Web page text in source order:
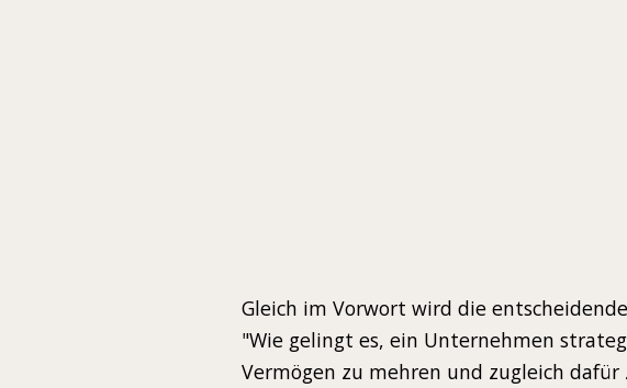
Gleich im Vorwort wird die
"Wie gelingt es, ein Unternehmen
Vermögen zu mehren und zugleich